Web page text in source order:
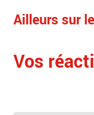
Ailleurs sur
Vos